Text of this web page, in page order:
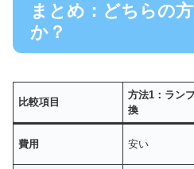
まとめ：どちらの
か？
比較項目
方法1：ラン
換
費用 安い